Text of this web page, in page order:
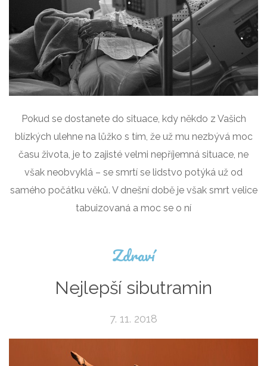
Pokud se dostanete do situace, kdy někdo z Vašich
blízkých ulehne na lůžko s tím, že už mu nezbývá moc
času života, je to zajisté velmi nepříjemná situace, ne
však neobvyklá – se smrtí se lidstvo potýká už od
samého počátku věků. V dnešní době je však smrt velice
tabuizovaná a moc se o ní
Zdraví
Nejlepší sibutramin
7. 11. 2018